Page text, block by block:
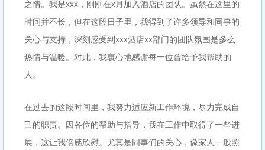
之情。我是xxx，刚刚在x月加入酒店的团队。虽然在这里的
时间并不长，但在这段日子里，我得到了许多领导和同事的
关心与支持，深刻感受到xxx酒店xx部门的团队氛围是多么
热情与温暖。对此，我衷心地感谢每一位曾给予我帮助的
人。
在过去的这段时间里，我努力适应新工作环境，尽力完成自
己的职责。因各位的帮助与指导，我在工作中取得了一些进
展，这让我倍感欣慰。尤其是同事们的关心，像家人一般照